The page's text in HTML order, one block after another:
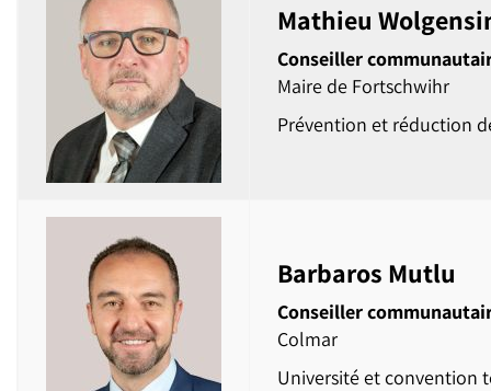
Mathieu
Conseiller
Maire de Fortschwihr
Prévention et réduction
Barbaros Mutlu
Conseiller
Colmar
Université et convention